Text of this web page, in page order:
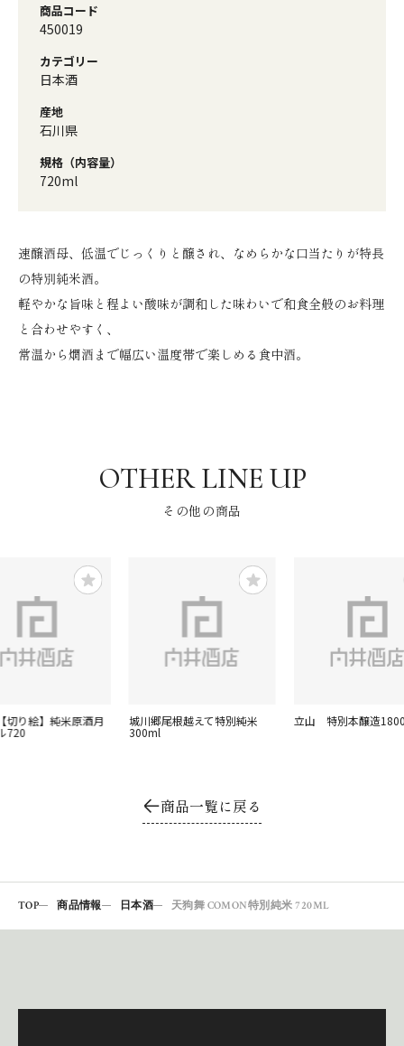
商品コード
450019
カテゴリー
日本酒
産地
石川県
規格（内容量）
720ml
速醸酒母、低温でじっくりと醸され、なめらかな口当たりが特長
の特別純米酒。
軽やかな旨味と程よい酸味が調和した味わいで和食全般のお料理
と合わせやすく、
常温から燗酒まで幅広い温度帯で楽しめる食中酒。
その他の商品
切り絵】純米原酒月
720
城川郷尾根越えて特別純米
300ml
立山 特別本醸造
商品一覧に戻る
TOP 商品情報 日本酒 天狗舞 COMON特別純米 720ML